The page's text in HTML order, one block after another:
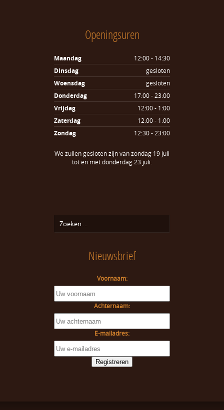
Openingsuren
Maandag
12:00 - 14:30
Dinsdag
gesloten
Woensdag
gesloten
Donderdag
17:00 - 23:00
Vrijdag
12:00 - 1:00
Zaterdag
12:00 - 1:00
Zondag
12:30 - 23:00
We zullen gesloten zijn van zondag 19 juli
tot en met donderdag 23 juli.
Nieuwsbrief
Voornaam:
Achternaam:
E-mailadres: